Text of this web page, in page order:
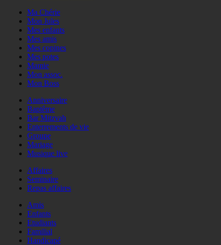
Ma Chérie
Mon Jules
Mes enfants
Mes amis
Mes copines
Mes potes
Mamie
Mon assoc.
Mon Boss
Anniversaire
Baptême
Bar Mitzvah
Enterrements de vie
Groupe
Mariage
Musique live
Affaires
Seminaire
Repas affaires
Amis
Enfants
Etudiants
Familial
Handicapé